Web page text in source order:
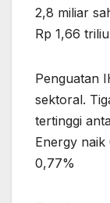
2,8 miliar
Rp 1,66
Penguatan
sektoral.
tertinggi
Energy
0,77%